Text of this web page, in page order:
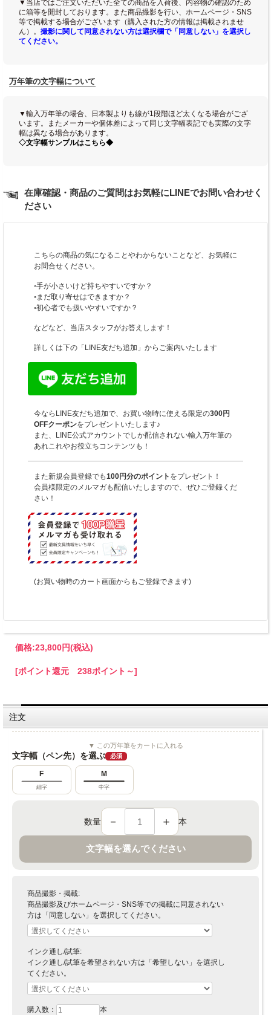
▼当店ではご注文いただいた全ての商品を入荷後、内容物の確認のため
に箱等を開封しております。また商品撮影を行い、ホームページ・SNS
等で掲載する場合がございます（購入された方の情報は掲載されませ
ん）。 撮影に関して同意されない方は選択欄で「同意しない」を選択し
てください。
万年筆の文字幅について
▼輸入万年筆の場合、日本製よりも線が1段階ほど太くなる場合がござ
います。またメーカーや個体差によって同じ文字幅表記でも実際の文字
幅は異なる場合があります。
◇文字幅サンプルはこちら◆
在庫確認・商品のご質問はお気軽にLINEでお問い合わせく
ださい
こちらの商品の気になることやわからないことなど、お気軽に
お問合せください。
◦手が小さいけど持ちやすいですか？
◦まだ取り寄せはできますか？
◦初心者でも扱いやすいですか？
などなど、当店スタッフがお答えします！
詳しくは下の「LINE友だち追加」からご案内いたします
今ならLINE友だち追加で、お買い物時に使える限定の300円
OFFクーポンをプレゼントいたします♪
また、LINE公式アカウントでしか配信されない輸入万年筆の
あれこれやお役立ちコンテンツも！
また新規会員登録でも100円分のポイント をプレゼント！
会員様限定のメルマガも配信いたしますので、ぜひご登録くだ
さい！
(お買い物時のカート画面からもご登録できます)
価格:23,800円(税込)
[ポイント還元 238ポイント～]
注文
▼ この万年筆をカートに入れる
文字幅（ペン先）を選ぶ 必須
F
細字
M
中字
数量 － ＋ 本
文字幅を選んでください
商品撮影・掲載:
商品撮影及びホームページ・SNS等での掲載に同意されない
方は「同意しない」を選択してください。
インク通し/試筆:
インク通し/試筆を希望されない方は「希望しない」を選択し
てください。
購入数： 本